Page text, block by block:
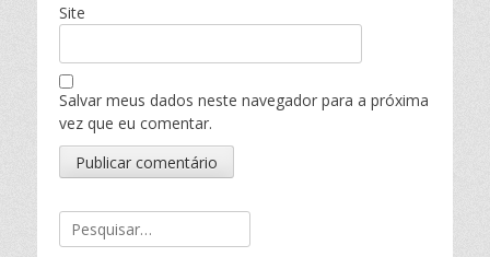
Site
Salvar meus dados neste navegador para a próxima
vez que eu comentar.
Pesquisar
por: